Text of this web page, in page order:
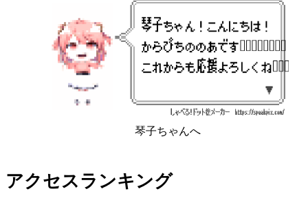
琴子ちゃんへ
アクセスランキング